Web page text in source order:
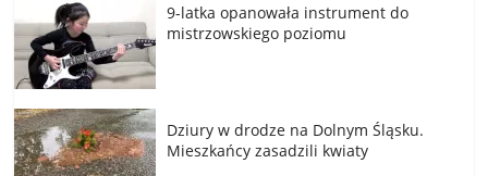
9-latka opanowała instrument do
mistrzowskiego poziomu
Dziury w drodze na Dolnym Śląsku.
Mieszkańcy zasadzili kwiaty